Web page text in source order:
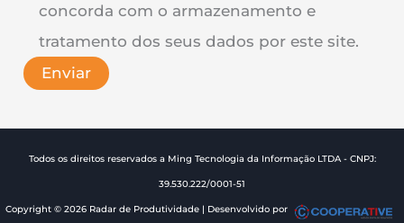
concorda com o armazenamento e
tratamento dos seus dados por este site.
Todos os direitos reservados a Ming Tecnologia da Informação LTDA - CNPJ:
39.530.222/0001-51
Copyright © 2026 Radar de Produtividade | Desenvolvido por